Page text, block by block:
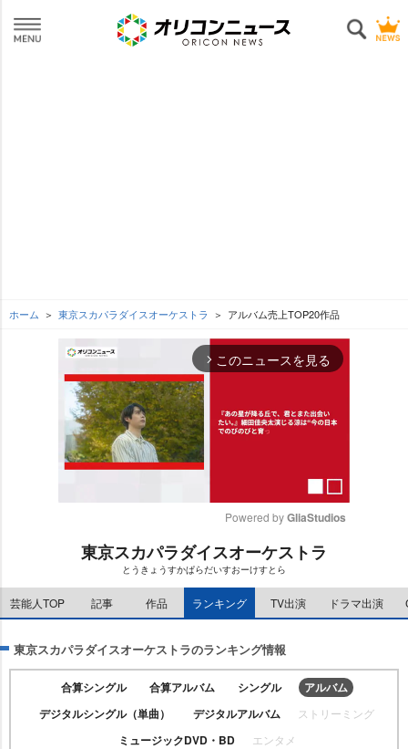
ホーム 東京スカパラダイスオーケストラ アルバム売上TOP20作品
arrow_forward_ios このニュースを見る
M
t
e
Powered by GliaStudios
東京スカパラダイスオーケストラ
とうきょうすかぱらだいすおーけすとら
芸能人TOP 記事 作品 ランキング TV出演 ドラマ出演
東京スカパラダイスオーケストラのランキング情報
合算シングル 合算アルバム シングル
アルバム
デジタルシングル（単曲）
デジタルアルバム ストリーミング
ミュージックDVD・BD エンタメ